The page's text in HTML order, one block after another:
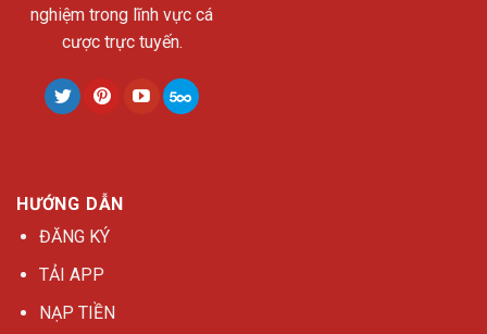
nghiệm trong lĩnh vực cá
cược trực tuyến.
HƯỚNG DẪN
ĐĂNG KÝ
TẢI APP
NẠP TIỀN